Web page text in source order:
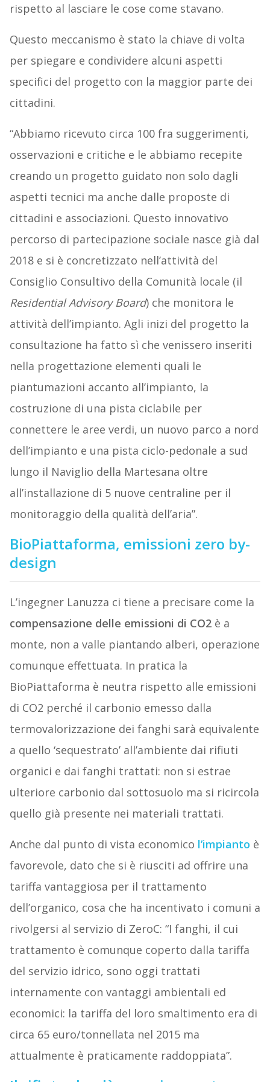
rispetto al lasciare le cose come stavano.
Questo meccanismo è stato la chiave di volta
per spiegare e condividere alcuni aspetti
specifici del progetto con la maggior parte dei
cittadini.
“Abbiamo ricevuto circa 100 fra suggerimenti,
osservazioni e critiche e le abbiamo recepite
creando un progetto guidato non solo dagli
aspetti tecnici ma anche dalle proposte di
cittadini e associazioni. Questo innovativo
percorso di partecipazione sociale nasce già dal
2018 e si è concretizzato nell’attività del
Consiglio Consultivo della Comunità locale (il
Residential Advisory Board) che monitora le
attività dell’impianto. Agli inizi del progetto la
consultazione ha fatto sì che venissero inseriti
nella progettazione elementi quali le
piantumazioni accanto all’impianto, la
costruzione di una pista ciclabile per
connettere le aree verdi, un nuovo parco a nord
dell’impianto e una pista ciclo-pedonale a sud
lungo il Naviglio della Martesana oltre
all’installazione di 5 nuove centraline per il
monitoraggio della qualità dell’aria”.
BioPiattaforma, emissioni zero by-
design
L’ingegner Lanuzza ci tiene a precisare come la
compensazione delle emissioni di CO2è a
monte, non a valle piantando alberi, operazione
comunque effettuata. In pratica la
BioPiattaforma è neutra rispetto alle emissioni
di CO2 perché il carbonio emesso dalla
termovalorizzazione dei fanghi sarà equivalente
a quello ‘sequestrato’ all’ambiente dai rifiuti
organici e dai fanghi trattati: non si estrae
ulteriore carbonio dal sottosuolo ma si ricircola
quello già presente nei materiali trattati.
Anche dal punto di vista economico l’impianto è
favorevole, dato che si è riusciti ad offrire una
tariffa vantaggiosa per il trattamento
dell’organico, cosa che ha incentivato i comuni a
rivolgersi al servizio di ZeroC: “I fanghi, il cui
trattamento è comunque coperto dalla tariffa
del servizio idrico, sono oggi trattati
internamente con vantaggi ambientali ed
economici: la tariffa del loro smaltimento era di
circa 65 euro/tonnellata nel 2015 ma
attualmente è praticamente raddoppiata”.